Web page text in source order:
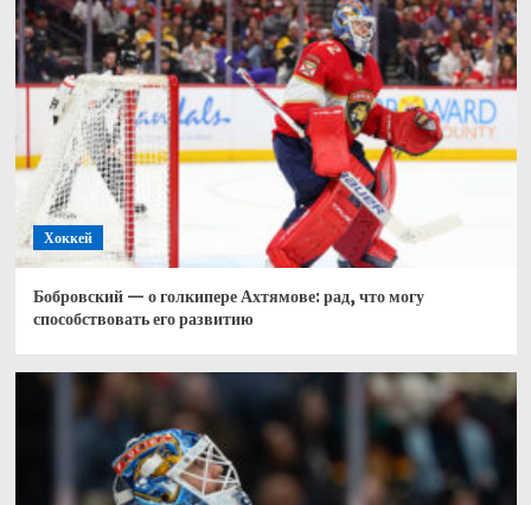
Хоккей
Бобровский — о голкипере Ахтямове: рад, что могу
способствовать его развитию